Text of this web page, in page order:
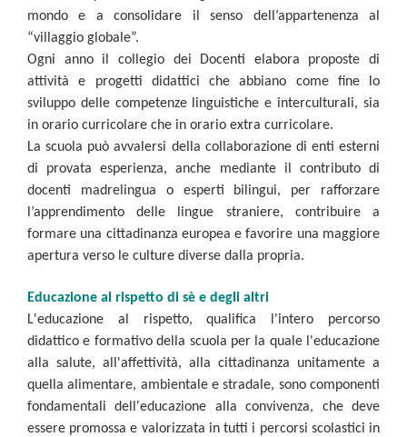
mondo e a consolidare il senso dell’appartenenza al
“villaggio globale”.
Ogni anno il collegio dei Docenti elabora proposte di
attività e progetti didattici che abbiano come fine lo
sviluppo delle competenze linguistiche e interculturali, sia
in orario curricolare che in orario extra curricolare.
La scuola può avvalersi della collaborazione di enti esterni
di provata esperienza, anche mediante il contributo di
docenti madrelingua o esperti bilingui, per rafforzare
l’apprendimento delle lingue straniere, contribuire a
formare una cittadinanza europea e favorire una maggiore
apertura verso le culture diverse dalla propria.
Educazione al rispetto di sè e degli altri
L'educazione al rispetto, qualifica l'intero percorso
didattico e formativo della scuola per la quale l'educazione
alla salute, all'affettività, alla cittadinanza unitamente a
quella alimentare, ambientale e stradale, sono componenti
fondamentali dell'educazione alla convivenza, che deve
essere promossa e valorizzata in tutti i percorsi scolastici in